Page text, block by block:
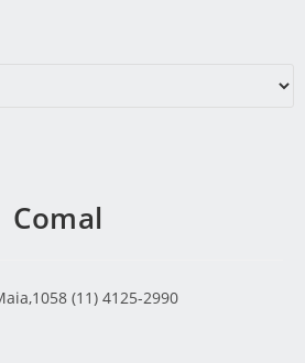
Comal
(11) 4125-2990